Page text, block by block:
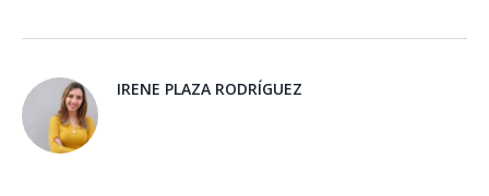
IRENE PLAZA RODRÍGUEZ